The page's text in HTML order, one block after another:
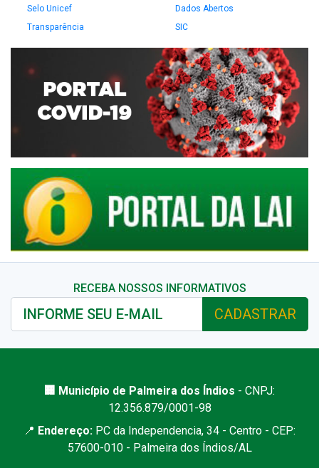
Selo Unicef
Dados Abertos
Transparência
SIC
RECEBA NOSSOS INFORMATIVOS
CADASTRAR
🏢 Município de Palmeira dos Índios - CNPJ:
12.356.879/0001-98
📍 Endereço: PC da Independencia, 34 - Centro - CEP:
57600-010 - Palmeira dos Índios/AL